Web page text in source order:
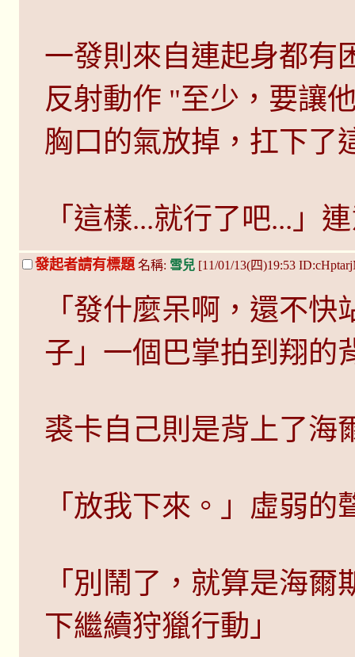
一發則來自連起身都有
反射動作 "至少，要讓
胸口的氣放掉，扛下了
「這樣...就行了吧...」
發起者請有標題名稱: 雪兒 [11/01/13(四)19:53
「發什麼呆啊，還不
子」一個巴掌拍到翔的
裘卡自己則是背上了海
「放我下來。」虛弱
「別鬧了，就算是海
下繼續狩獵行動」